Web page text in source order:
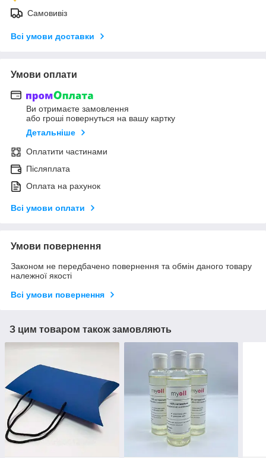
Самовивіз
Всі умови доставки
Умови оплати
Ви отримаєте замовлення
або гроші повернуться на вашу картку
Детальніше
Оплатити частинами
Післяплата
Оплата на рахунок
Всі умови оплати
Умови повернення
Законом не передбачено повернення та обмін даного товару
належної якості
Всі умови повернення
З цим товаром також замовляють